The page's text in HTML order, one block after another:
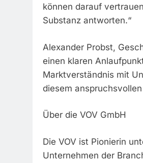
können darauf
Substanz antworten.“
Alexander Probst,
einen klaren
Marktverständnis mit
diesem
Über die VOV GmbH
Die VOV ist Pionierin
Unternehmen der